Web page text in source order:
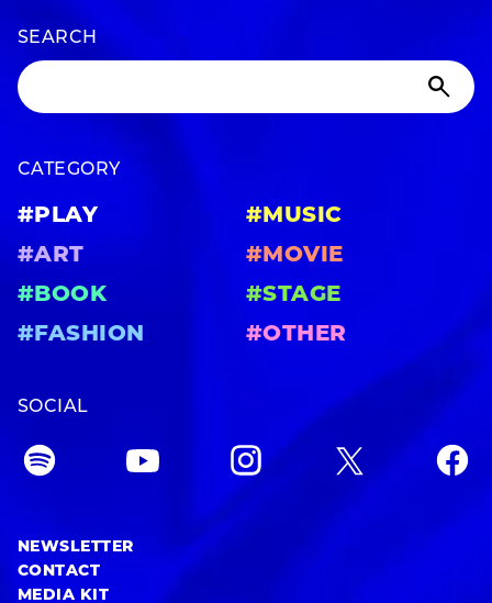
SEARCH
CATEGORY
#PLAY
#MUSIC
#ART
#MOVIE
#BOOK
#STAGE
#FASHION
#OTHER
SOCIAL
NEWSLETTER
CONTACT
MEDIA KIT